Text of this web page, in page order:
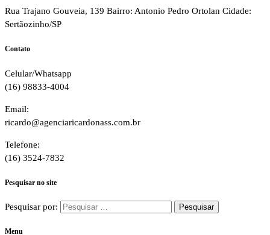
Rua Trajano Gouveia, 139 Bairro: Antonio Pedro Ortolan Cidade:
Sertãozinho/SP
Contato
Celular/Whatsapp
(16) 98833-4004
Email:
ricardo@agenciaricardonass.com.br
Telefone:
(16) 3524-7832
Pesquisar no site
Pesquisar por:
Menu